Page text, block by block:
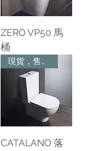
ZERO VP50 馬
桶
現貨，售完為止
CATALANO 落